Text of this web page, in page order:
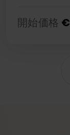
開始価格 €